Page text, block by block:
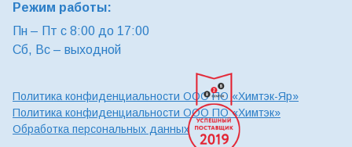
Режим работы:
Пн – Пт с 8:00 до 17:00
Сб, Вс – выходной
Политика конфиденциальности ООО ПО «Химтэк-Яр»
Политика конфиденциальности ООО ПО «Химтэк»
Обработка персональных данных